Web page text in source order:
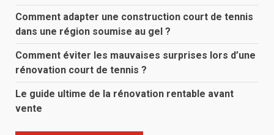
Comment adapter une construction court de tennis
dans une région soumise au gel ?
Comment éviter les mauvaises surprises lors d’une
rénovation court de tennis ?
Le guide ultime de la rénovation rentable avant
vente